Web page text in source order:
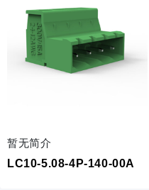
暂无简介
LC10-5.08-4P-140-00A